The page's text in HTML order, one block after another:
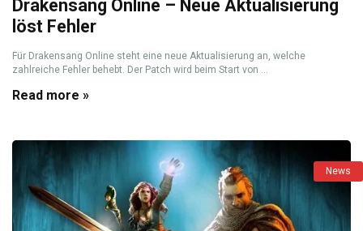
Drakensang Online – Neue Aktualisierung
löst Fehler
Für Drakensang Online steht eine neue Aktualisierung an, welche
zahlreiche Fehler behebt. Der Patch wird beim Start von ...
Read more »
News